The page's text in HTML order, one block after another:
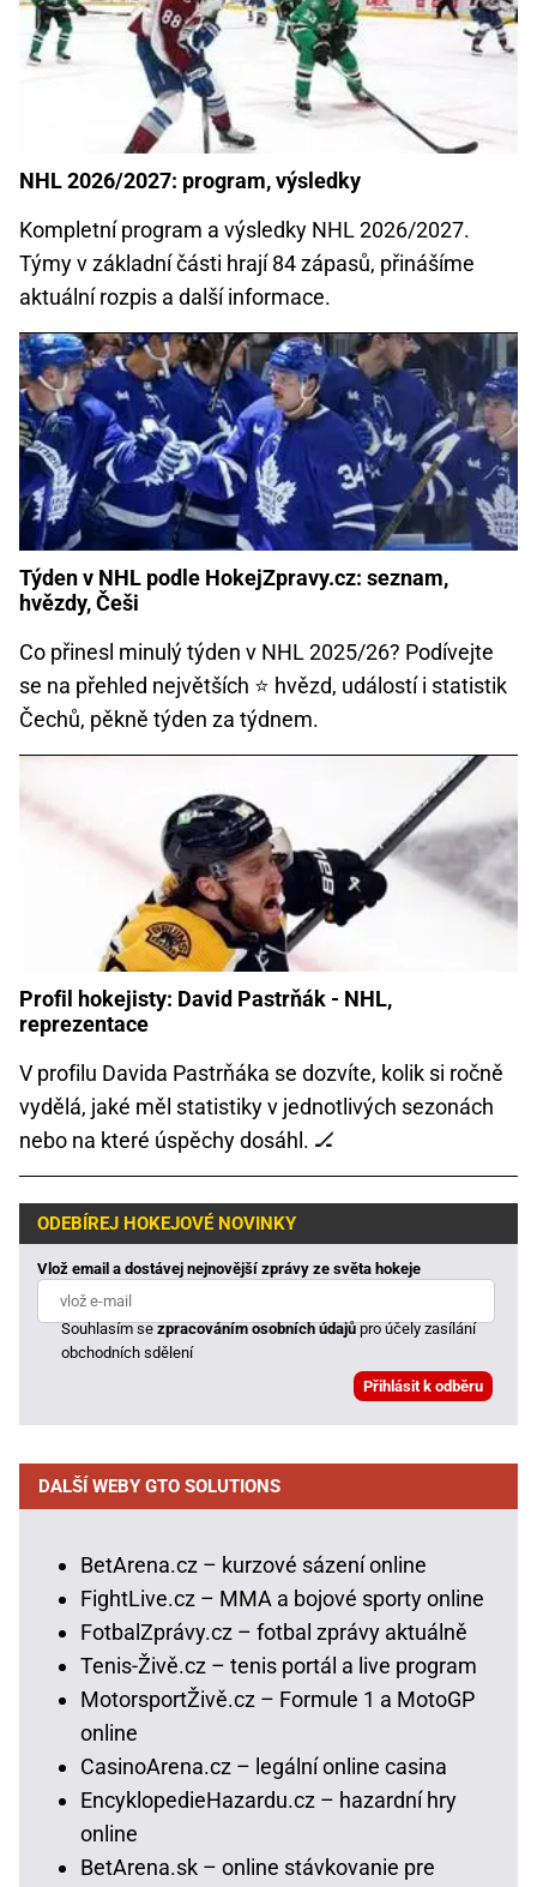
NHL 2026/2027: program, výsledky
Kompletní program a výsledky NHL 2026/2027.
Týmy v základní části hrají 84 zápasů, přinášíme
aktuální rozpis a další informace.
Týden v NHL podle HokejZpravy.cz: seznam,
hvězdy, Češi
Co přinesl minulý týden v NHL 2025/26? Podívejte
se na přehled největších ⭐ hvězd, událostí i statistik
Čechů, pěkně týden za týdnem.
Profil hokejisty: David Pastrňák - NHL,
reprezentace
V profilu Davida Pastrňáka se dozvíte, kolik si ročně
vydělá, jaké měl statistiky v jednotlivých sezonách
nebo na které úspěchy dosáhl. 🏒
ODEBÍREJ HOKEJOVÉ NOVINKY
Vlož email a dostávej nejnovější zprávy ze světa hokeje
Souhlasím sezpracováním osobních údajůpro účely zasílání
obchodních sdělení
DALŠÍ WEBY GTO SOLUTIONS
BetArena.cz – kurzové sázení online
FightLive.cz – MMA a bojové sporty online
FotbalZprávy.cz – fotbal zprávy aktuálně
Tenis-Živě.cz – tenis portál a live program
MotorsportŽivě.cz – Formule 1 a MotoGP
online
CasinoArena.cz – legální online casina
EncyklopedieHazardu.cz – hazardní hry
online
BetArena.sk – online stávkovanie pre